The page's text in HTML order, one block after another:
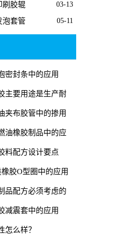
03-13
刷胶辊
05-11
泡套管
密封条中的应用
主要用途是生产耐
夹布胶管中的掺用
油橡胶制品中的应
料配方设计要点
胶O型圈中的应用
品配方必须考虑的
减震套中的应用
怎么样？